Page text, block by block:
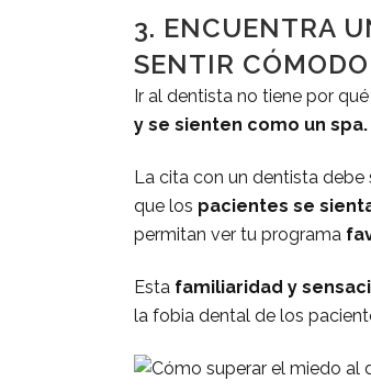
3. ENCUENTRA
SENTIR CÓMODO
Ir al dentista no tiene por
y se sienten como un spa.
La cita con un dentista
que los pacientes se
permitan ver tu programa
Esta familiaridad y
la fobia dental de los